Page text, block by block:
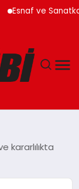
ve Sanatkar
kararlılıkta